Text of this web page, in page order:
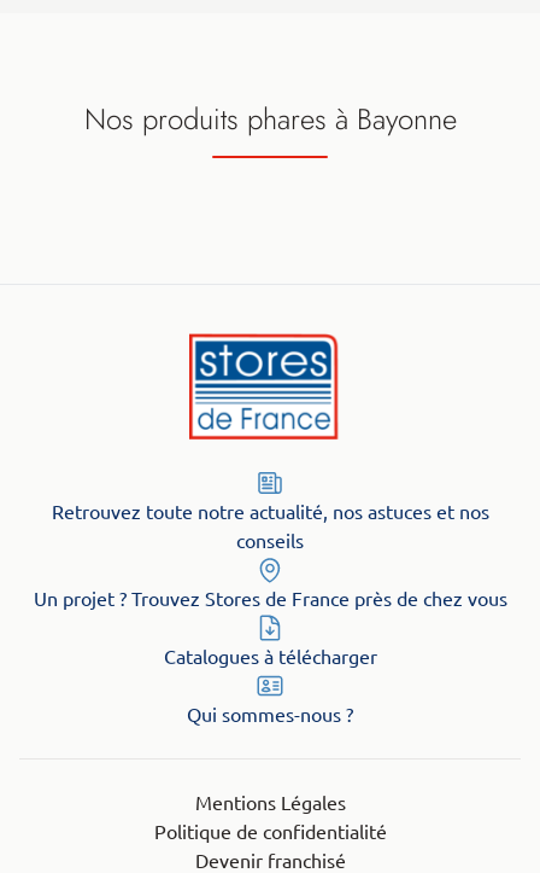
Nos produits phares à Bayonne
Stores intérieurs Bayonne
Retrouvez toute notre actualité, nos astuces et nos
conseils
Un projet ? Trouvez Stores de France près de chez vous
Catalogues à télécharger
Qui sommes-nous ?
Mentions Légales
Politique de confidentialité
Devenir franchisé